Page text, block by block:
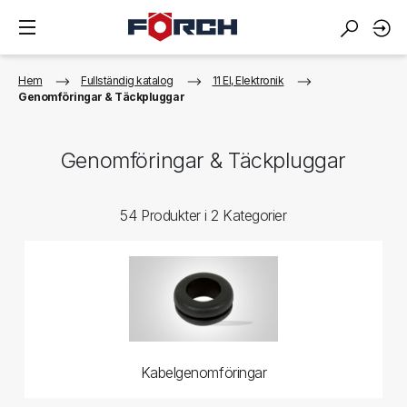
Hem Fullständig katalog
11 El, Elektronik
Genomföringar & Täckpluggar
Genomföringar & Täckpluggar
54 Produkter i 2 Kategorier
Kabelgenomföringar